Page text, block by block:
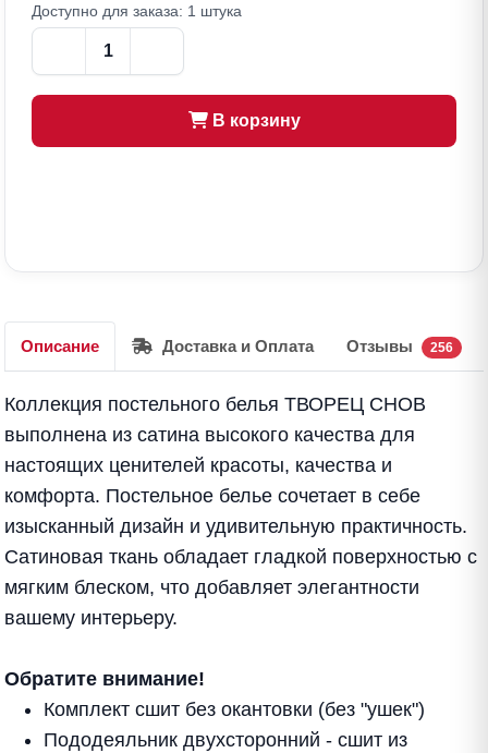
Доступно для заказа: 1 штука
В корзину
Описание Доставка и Оплата Отзывы 256
Коллекция постельного белья ТВОРЕЦ СНОВ
выполнена из сатина высокого качества для
настоящих ценителей красоты, качества и
комфорта. Постельное белье сочетает в себе
изысканный дизайн и удивительную практичность.
Сатиновая ткань обладает гладкой поверхностью с
мягким блеском, что добавляет элегантности
вашему интерьеру.
Обратите внимание!
Комплект сшит без окантовки (без "ушек")
Пододеяльник двухсторонний - сшит из